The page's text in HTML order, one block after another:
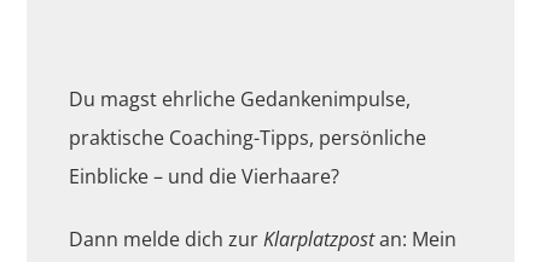
Du magst ehrliche Gedankenimpulse,
praktische Coaching-Tipps, persönliche
Einblicke – und die Vierhaare?
Dann melde dich zurKlarplatzpostan: Mein